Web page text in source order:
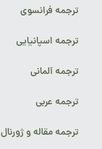
ترجمه فرانسوی
ترجمه اسپانیایی
ترجمه آلمانی
ترجمه عربی
ترجمه مقاله و ژورنال